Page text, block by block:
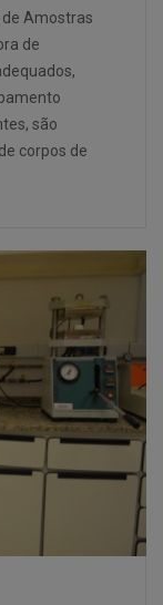
de Amostras
de
são
corpos de